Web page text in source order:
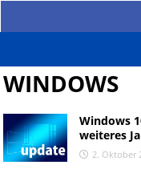
WINDOWS
Windows
weiteres
2. Oktober